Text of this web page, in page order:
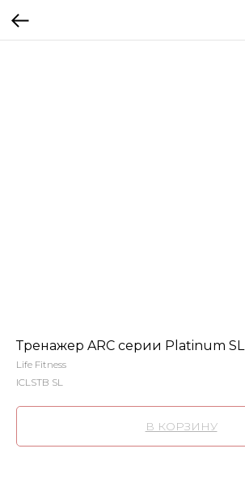
Тренажер ARC серии Platinum SL
Life Fitness
ICLSTB SL
В КОРЗИНУ